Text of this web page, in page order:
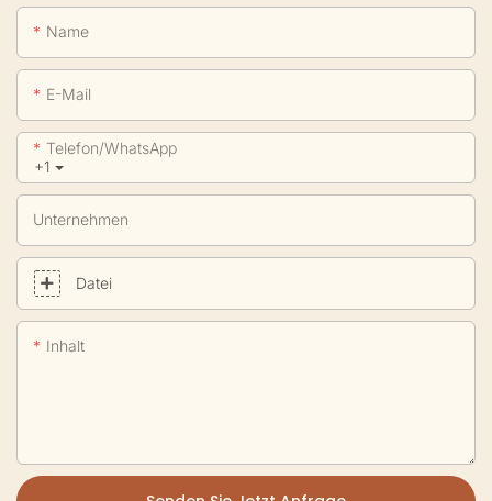
Name
E-Mail
+1
Telefon/WhatsApp
Unternehmen
Datei
Inhalt